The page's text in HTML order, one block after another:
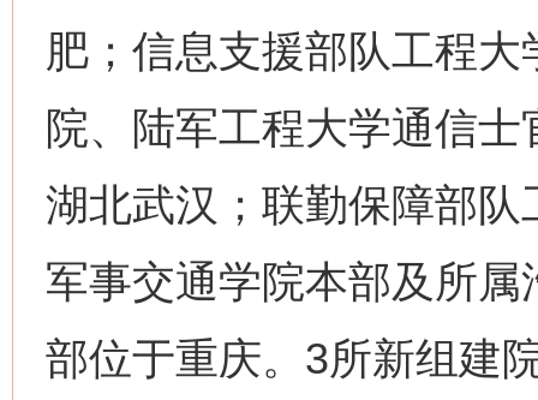
肥；信息支援部队工程
院、陆军工程大学通信
湖北武汉；联勤保障部
军事交通学院本部及所
部位于重庆。3所新组建
今